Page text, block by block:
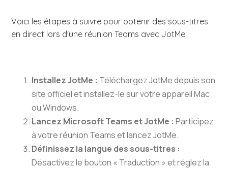
Voici les étapes à suivre pour obtenir des sous-titres
en direct lors d'une réunion Teams avec JotMe :
Installez JotMe : Téléchargez JotMe depuis son
site officiel et installez-le sur votre appareil Mac
ou Windows.
Lancez Microsoft Teams et JotMe :Participez
à votre réunion Teams et lancez JotMe.
Définissez la langue des sous-titres :
Désactivez le bouton « Traduction » et réglez la